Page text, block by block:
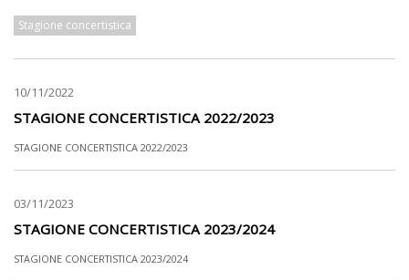
Stagione concertistica
10/11/2022
STAGIONE CONCERTISTICA 2022/2023
STAGIONE CONCERTISTICA 2022/2023
03/11/2023
STAGIONE CONCERTISTICA 2023/2024
STAGIONE CONCERTISTICA 2023/2024